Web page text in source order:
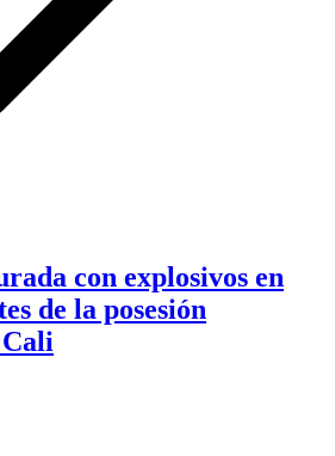
con explosivos en
de la posesión